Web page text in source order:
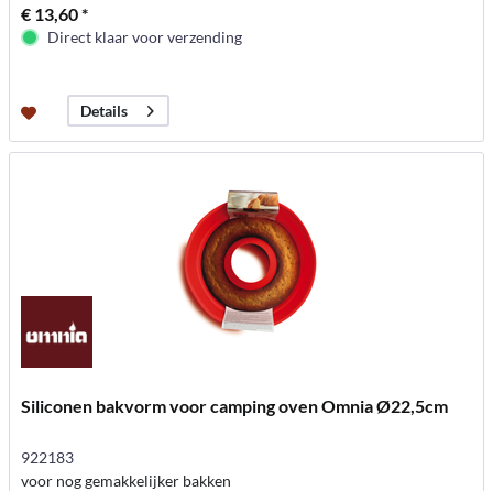
€ 13,60 *
Direct klaar voor verzending
Details
Siliconen bakvorm voor camping oven Omnia Ø22,5cm
922183
voor nog gemakkelijker bakken